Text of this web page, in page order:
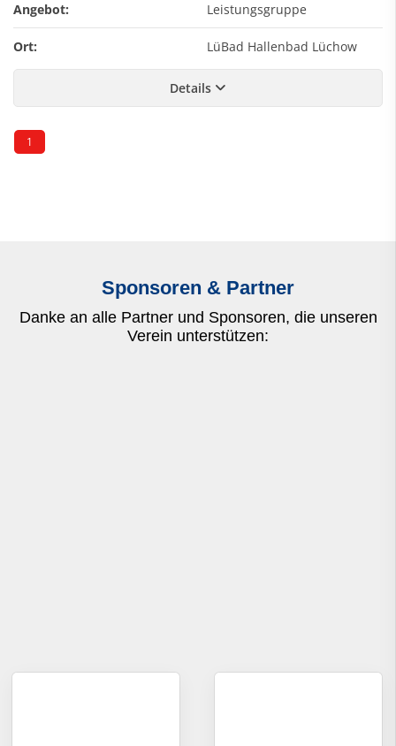
Angebot: Leistungsgruppe
Ort: LüBad Hallenbad Lüchow
Details
1
Sponsoren & Partner
Danke an alle Partner und Sponsoren, die unseren
Verein unterstützen: